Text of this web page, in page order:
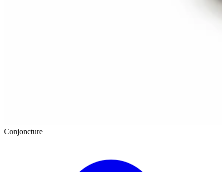
Conjoncture